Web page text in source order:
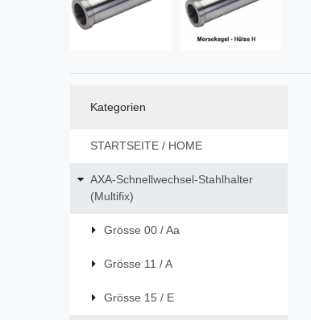
Kategorien
STARTSEITE / HOME
AXA-Schnellwechsel-Stahlhalter
(Multifix)
Grösse 00 / Aa
Grösse 11 / A
Grösse 15 / E